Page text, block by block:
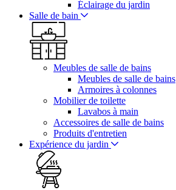
Éclairage du jardin
Salle de bain
Meubles de salle de bains
Meubles de salle de bains
Armoires à colonnes
Mobilier de toilette
Lavabos à main
Accessoires de salle de bains
Produits d'entretien
Expérience du jardin